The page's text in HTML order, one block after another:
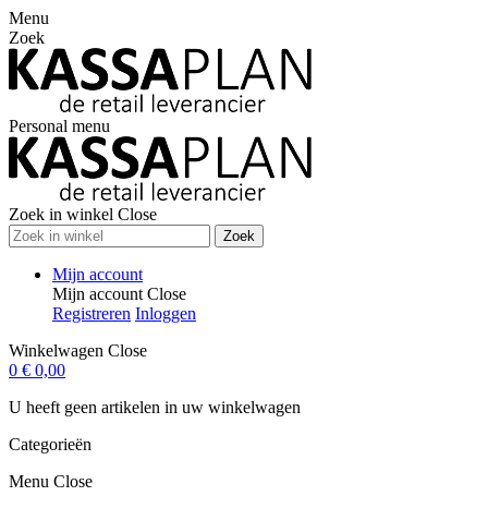
Menu
Zoek
Personal menu
Zoek in winkel Close
Zoek
Mijn account
Mijn account Close
Registreren Inloggen
Winkelwagen Close
0 € 0,00
U heeft geen artikelen in uw winkelwagen
Categorieën
Menu Close